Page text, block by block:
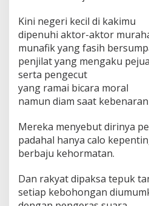
Kini negeri kecil di kakimu
dipenuhi aktor-aktor
munafik yang fasih
penjilat yang mengaku
serta pengecut
yang ramai bicara moral
namun diam saat
Mereka menyebut dirinya
padahal hanya calo
berbaju kehormatan.
Dan rakyat dipaksa tepuk
setiap kebohongan